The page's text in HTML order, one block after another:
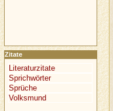
Zitate
Literaturzitate
Sprichwörter
Sprüche
Volksmund